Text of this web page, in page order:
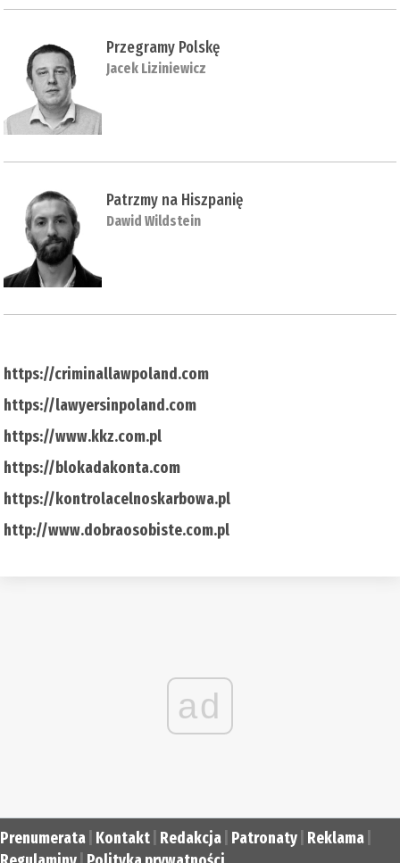
Przegramy Polskę
Jacek Liziniewicz
Patrzmy na Hiszpanię
Dawid Wildstein
https://criminallawpoland.com
https://lawyersinpoland.com
https://www.kkz.com.pl
https://blokadakonta.com
https://kontrolacelnoskarbowa.pl
http://www.dobraosobiste.com.pl
ad
Prenumerata Kontakt Redakcja Patronaty Reklama